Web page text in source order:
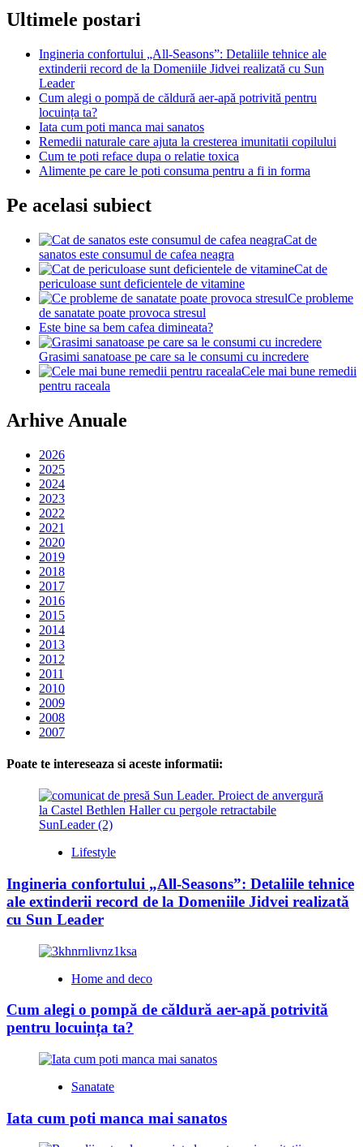
Ultimele postari
Ingineria confortului „All-Seasons”: Detaliile tehnice ale
extinderii record de la Domeniile Jidvei realizată cu Sun
Leader
Cum alegi o pompă de căldură aer-apă potrivită pentru
locuința ta?
Iata cum poti manca mai sanatos
Remedii naturale care ajuta la cresterea imunitatii copilului
Cum te poti reface dupa o relatie toxica
Alimente pe care le poti consuma pentru a fi in forma
Pe acelasi subiect
Cat de
sanatos este consumul de cafea neagra
Cat de
periculoase sunt deficientele de vitamine
Ce probleme
de sanatate poate provoca stresul
Este bine sa bem cafea dimineata?
Grasimi sanatoase pe care sa le consumi cu incredere
Cele mai bune remedii
pentru raceala
Arhive Anuale
2026
2025
2024
2023
2022
2021
2020
2019
2018
2017
2016
2015
2014
2013
2012
2011
2010
2009
2008
2007
Poate te intereseaza si aceste informatii:
Lifestyle
Ingineria confortului „All-Seasons”: Detaliile tehnice
ale extinderii record de la Domeniile Jidvei realizată
cu Sun Leader
Home and deco
Cum alegi o pompă de căldură aer-apă potrivită
pentru locuința ta?
Sanatate
Iata cum poti manca mai sanatos